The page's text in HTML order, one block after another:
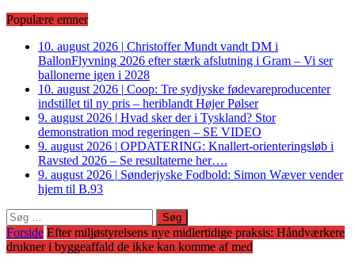
Populære emner
10. august 2026 | Christoffer Mundt vandt DM i
BallonFlyvning 2026 efter stærk afslutning i Gram – Vi ser
ballonerne igen i 2028
10. august 2026 | Coop: Tre sydjyske fødevareproducenter
indstillet til ny pris – heriblandt Højer Pølser
9. august 2026 | Hvad sker der i Tyskland? Stor
demonstration mod regeringen – SE VIDEO
9. august 2026 | OPDATERING: Knallert-orienteringsløb i
Ravsted 2026 – Se resultaterne her….
9. august 2026 | Sønderjyske Fodbold: Simon Wæver vender
hjem til B.93
Søg
efter:
Forside Efter miljøstyrelsens nye midlertidige praksis: Håndværkere
drukner i byggeaffald de ikke kan komme af med